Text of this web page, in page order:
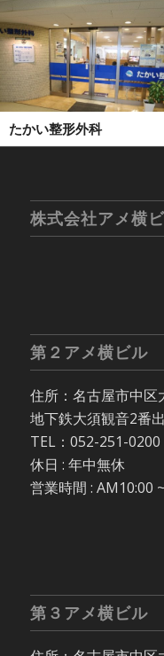
たかい整形外科
株式会社アメ横
第２アメ横ビル
住所：名古屋市中区
地下鉄大須観音2番
TEL：052-251-0200
休日 : 年中無休
営業時間 : AM10:00
第３アメ横ビル